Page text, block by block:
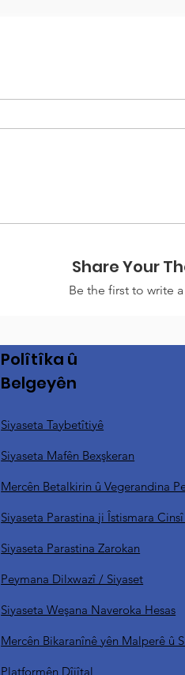
Share Your
Be the first to write
Polîtîka û
Belgeyên
Siyaseta Taybetîtiyê
Siyaseta Mafên Bexşkeran
Mercên Betalkirin û Vegerandina
Siyaseta Parastina ji Îstismara Cinsî
Siyaseta Parastina Zarokan
Peymana Dilxwazî / Siyaset
Siyaseta Weşana Naveroka Hesas
Mercên Bikaranînê yên Malperê û
Platformên Dîjîtal